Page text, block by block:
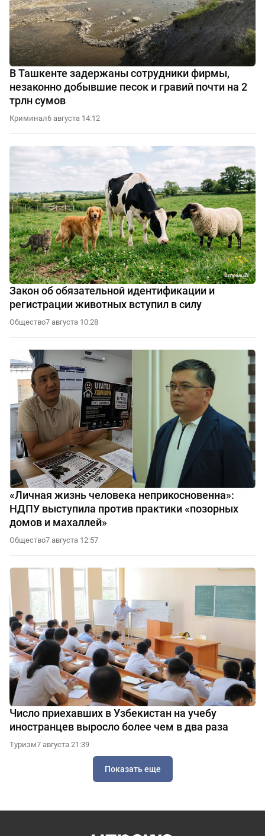
В Ташкенте задержаны сотрудники фирмы,
незаконно добывшие песок и гравий почти на 2
трлн сумов
Криминал6 августа 14:12
Закон об обязательной идентификации и
регистрации животных вступил в силу
Общество7 августа 10:28
«Личная жизнь человека неприкосновенна»:
НДПУ выступила против практики «позорных
домов и махаллей»
Общество7 августа 12:57
Число приехавших в Узбекистан на учебу
иностранцев выросло более чем в два раза
Туризм7 августа 21:39
Показать еще